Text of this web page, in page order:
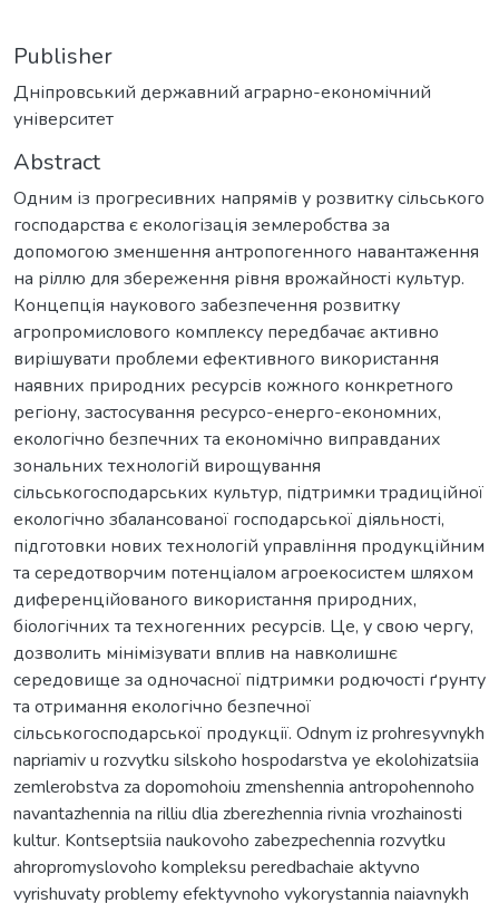
Publisher
Дніпровський державний аграрно-економічний
університет
Abstract
Одним із прогресивних напрямів у розвитку сільського
господарства є екологізація землеробства за
допомогою зменшення антропогенного навантаження
на ріллю для збереження рівня врожайності культур.
Концепція наукового забезпечення розвитку
агропромислового комплексу передбачає активно
вирішувати проблеми ефективного використання
наявних природних ресурсів кожного конкретного
регіону, застосування ресурсо-енерго-економних,
екологічно безпечних та економічно виправданих
зональних технологій вирощування
сільськогосподарських культур, підтримки традиційної
екологічно збалансованої господарської діяльності,
підготовки нових технологій управління продукційним
та середотворчим потенціалом агроекосистем шляхом
диференційованого використання природних,
біологічних та техногенних ресурсів. Це, у свою чергу,
дозволить мінімізувати вплив на навколишнє
середовище за одночасної підтримки родючості ґрунту
та отримання екологічно безпечної
сільськогосподарської продукції. Odnym iz prohresyvnykh
napriamiv u rozvytku silskoho hospodarstva ye ekolohizatsiia
zemlerobstva za dopomohoiu zmenshennia antropohennoho
navantazhennia na rilliu dlia zberezhennia rivnia vrozhainosti
kultur. Kontseptsiia naukovoho zabezpechennia rozvytku
ahropromyslovoho kompleksu peredbachaie aktyvno
vyrishuvaty problemy efektyvnoho vykorystannia naiavnykh